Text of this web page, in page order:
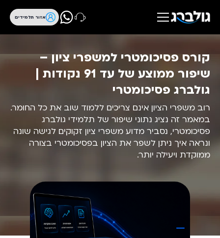
אזור תלמידים
קורס פסיכומטרי למשפרי ציון –
שיפור ממוצע של עד 91 נקודות |
גולברג פסיכומטרי
רוב משפרי הציון אינם צריכים ללמוד שוב את כל החומר.
במאמר זה נציג נתוני שיפור של תלמידי גולברג
פסיכומטרי, נסביר מדוע משפרי ציון זקוקים לגישה שונה
ונראה איך ניתן לשפר את הציון בפסיכומטרי בצורה
ממוקדת ויעילה יותר.